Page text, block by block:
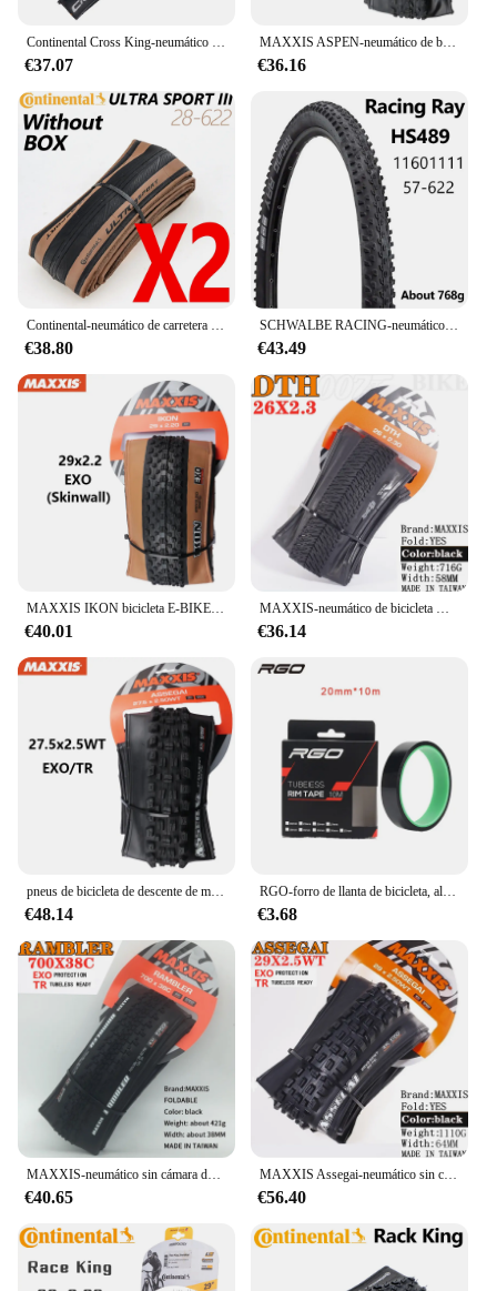
Continental Cross King-neumático plegable para bicicleta de montaña, neumático sin cámara de 29x2.2/2 pulgadas, 3/180 TPI Performance TLR 29x2,2 pulgadas, sistema de pared, E-25
€37.07
MAXXIS ASPEN-neumático de bicicleta plegable antipinchazos, 29x2,1, 2,25 29x, Original, XC, todoterreno
€36.16
Continental-neumático de carretera ULTRA SPORT III y GRAND Sport Race, llanta plegable de 700X 28C para bicicleta de carretera, 1 par
€38.80
SCHWALBE RACING-neumático plegable para bicicleta de montaña, llanta sin cámara de 29x2.25in, rendimiento TLR, ADDIX MTB
€43.49
MAXXIS IKON bicicleta E-BIKE plegable antipinchazos neumático sin cámara Original para MTB 26x2,2/2,35 27,5x2,2/2,35 29x2/2,2/2,35/2,6
€40.01
MAXXIS-neumático de bicicleta DTH(M147P), 26x2,3, 26x2,15, 20x1,75, para bicicletas de montaña, EXO, borde de Piel negro completo y profundo
€36.14
pneus de bicicleta de descente de montaña MAXXIS pneus de bicicleta antipinchazos 27.5 29 para todas as condições de descente enduro de trail
€48.14
RGO-forro de llanta de bicicleta, almohadilla de llanta sin cámara de 20-37MM, para ciclismo al aire libre
€3.68
MAXXIS-neumático sin cámara de bicicleta, accesorio para carreras de grava/aventura y Dirt Road, 700x3, 8C/40C/45C/50C 650x 47b 27,5x1,5
€40.65
MAXXIS Assegai-neumático sin cámara para bicicleta, neumático plegable sin cámara, 29X2.5, 29X2.6, 27,5x2,6, 27,5x2,5, 3C, MaxxTerra EXO +
€56.40